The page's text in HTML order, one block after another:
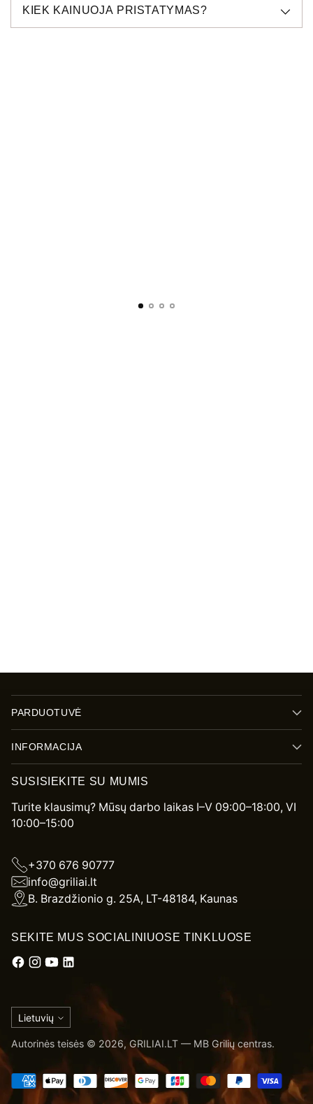
KIEK KAINUOJA PRISTATYMAS?
PARDUOTUVĖ
INFORMACIJA
SUSISIEKITE SU MUMIS
Turite klausimų? Mūsų darbo laikas I–V 09:00–18:00, VI
10:00–15:00
+370 676 90777
info@griliai.lt
B. Brazdžionio g. 25A, LT-48184, Kaunas
SEKITE MUS SOCIALINIUOSE TINKLUOSE
Kalba
Lietuvių
Autorinės teisės © 2026, GRILIAI.LT — MB Grilių centras.